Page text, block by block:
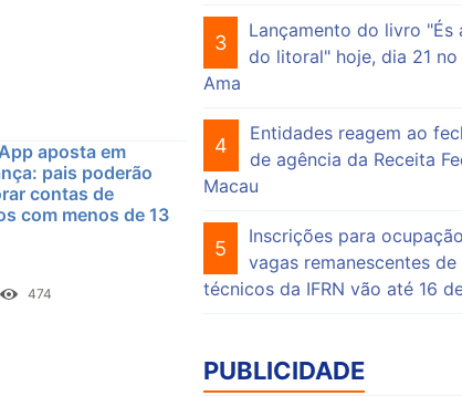
aposta em
pais poderão
contas de
com menos de 13
474
3
Lançamento do livro "És
do litoral" hoje, dia 21
Ama
4
Entidades reagem ao
de agência da Receita
Macau
5
Inscrições para
vagas remanescentes de
técnicos da IFRN vão até 16
PUBLICIDADE